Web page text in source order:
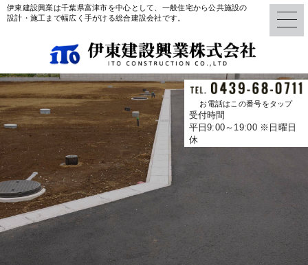
伊東建設興業は千葉県富津市を中心として、一般住宅から公共施設の
設計・施工まで幅広く手がける総合建設会社です。
お電話はこの番号をタップ
受付時間
平日9:00～19:00 ※日曜日
休